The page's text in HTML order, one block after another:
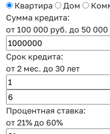
Квартира
Дом
Сумма кредита:
от 100 000 руб. до 50
Срок кредита:
от 2 мес. до 30 лет
Процентная ставка:
от 21% до 60%